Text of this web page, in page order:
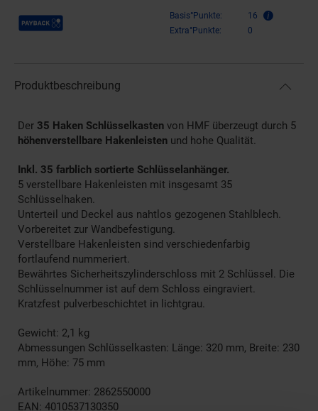
Payback Punkte Basis°Punkte:
16
Extra°Punkte:
0
Produktbeschreibung
Der 35 Haken Schlüsselkasten von HMF überzeugt durch 5
höhenverstellbare Hakenleisten und hohe Qualität.
Inkl. 35 farblich sortierte Schlüsselanhänger.
5 verstellbare Hakenleisten mit insgesamt 35
Schlüsselhaken.
Unterteil und Deckel aus nahtlos gezogenen Stahlblech.
Vorbereitet zur Wandbefestigung.
Verstellbare Hakenleisten sind verschiedenfarbig
fortlaufend nummeriert.
Bewährtes Sicherheitszylinderschloss mit 2 Schlüssel. Die
Schlüsselnummer ist auf dem Schloss eingraviert.
Kratzfest pulverbeschichtet in lichtgrau.
Gewicht: 2,1 kg
Abmessungen Schlüsselkasten: Länge: 320 mm, Breite: 230
mm, Höhe: 75 mm
Artikelnummer: 2862550000
EAN: 4010537130350